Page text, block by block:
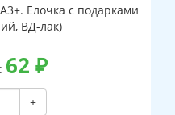
Елочка с подарками
ВД-лак)
62 ₽
+